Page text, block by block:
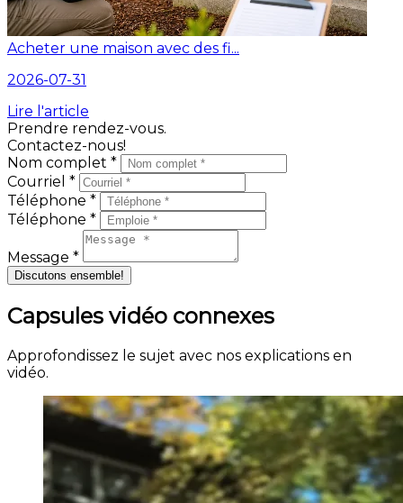
Acheter une maison avec des fi...
2026-07-31
Lire l'article
Prendre rendez-vous.
Contactez-nous!
Nom complet *
Courriel *
Téléphone *
Téléphone *
Message *
Discutons ensemble!
Capsules vidéo connexes
Approfondissez le sujet avec nos explications en
vidéo.